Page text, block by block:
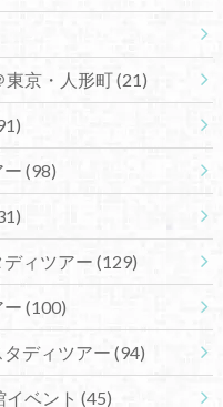
東京・人形町(21)
(98)
ィツアー (129)
(100)
ディツアー (94)
ベント (45)